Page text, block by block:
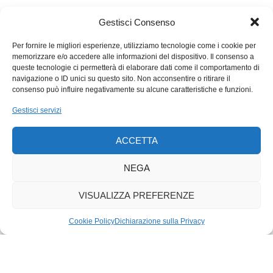
Gestisci Consenso
Per fornire le migliori esperienze, utilizziamo tecnologie come i cookie per
memorizzare e/o accedere alle informazioni del dispositivo. Il consenso a
queste tecnologie ci permetterà di elaborare dati come il comportamento di
navigazione o ID unici su questo sito. Non acconsentire o ritirare il
consenso può influire negativamente su alcune caratteristiche e funzioni.
Gestisci servizi
ACCETTA
NEGA
VISUALIZZA PREFERENZE
Cookie PolicyDichiarazione sulla Privacy
delle stazioni, che possono ispirare favole toccanti e divertenti.
Michael Bond, che racconta le disavventure di un orsetto
arrivato per caso in una bellissima stazione londinese, di cui
porterà il nome, affrontando l’ingrato contatto con il genere
umano. Ma per farsi perdonare, la Paddington Station l’ha